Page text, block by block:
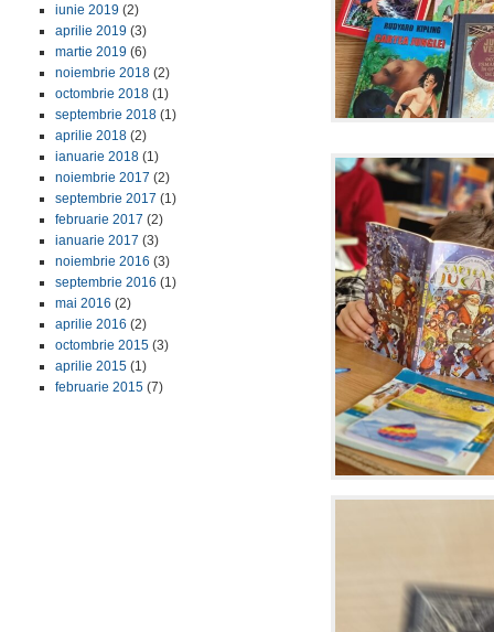
iunie 2019 (2)
aprilie 2019 (3)
martie 2019 (6)
noiembrie 2018 (2)
octombrie 2018 (1)
septembrie 2018 (1)
aprilie 2018 (2)
ianuarie 2018 (1)
noiembrie 2017 (2)
septembrie 2017 (1)
februarie 2017 (2)
ianuarie 2017 (3)
noiembrie 2016 (3)
septembrie 2016 (1)
mai 2016 (2)
aprilie 2016 (2)
octombrie 2015 (3)
aprilie 2015 (1)
februarie 2015 (7)